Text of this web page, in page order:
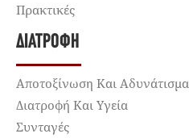
Πρακτικές
ΔΙΑΤΡΟΦΉ
Αποτοξίνωση Και Αδυνάτισμα
Διατροφή Και Υγεία
Συνταγές